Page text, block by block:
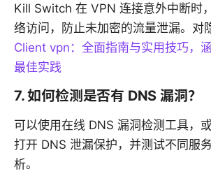
Kill Switch 在 VPN 连接意外中断时
络访问，防止未加密的流量泄漏。对
Client vpn：全面指南与实用技巧，
最佳实践
7. 如何检测是否有 DNS 漏洞？
可以使用在线 DNS 漏洞检测工具，
打开 DNS 泄漏保护，并测试不同服
析。